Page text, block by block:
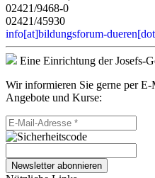
02421/9468-0
02421/45930
info[at]bildungsforum-
Eine Einrichtung der Josefs-
Wir informieren Sie gerne per
Angebote und Kurse:
Newsletter abonnieren